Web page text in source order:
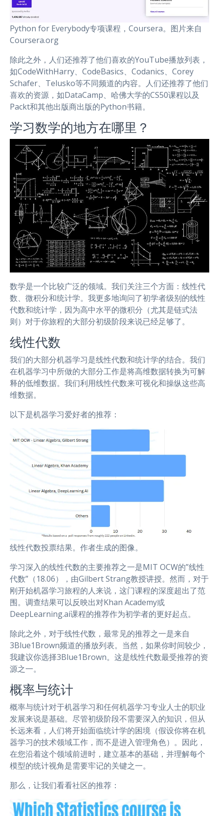
Python for Everybody专项课程，Coursera。图片来自
Coursera.org
除此之外，人们还推荐了他们喜欢的YouTube播放列表，
如CodeWithHarry、CodeBasics、Codanics、Corey
Schafer、Telusko等不同频道的内容。人们还推荐了他们
喜欢的资源，如DataCamp、哈佛大学的CS50课程以及
Packt和其他出版商出版的Python书籍。
学习数学的地方在哪里？
数学是一个比较广泛的领域。我们关注三个方面：线性代
数、微积分和统计学。我更多地询问了初学者级别的线性
代数和统计学，因为高中水平的微积分（尤其是链式法
则）对于你旅程的大部分初级阶段来说已经足够了。
线性代数
我们的大部分机器学习是线性代数和统计学的结合。我们
在机器学习中所做的大部分工作是将高维数据转换为可解
释的低维数据。我们利用线性代数来可视化和操纵这些高
维数据。
以下是机器学习爱好者的推荐：
线性代数投票结果。作者生成的图像。
学习深入的线性代数的主要推荐之一是MIT OCW的”线性
代数”（18.06），由Gilbert Strang教授讲授。然而，对于
刚开始机器学习旅程的人来说，这门课程的深度超出了范
围。调查结果可以反映出对Khan Academy或
DeepLearning.ai课程的推荐作为初学者的更好起点。
除此之外，对于线性代数，最常见的推荐之一是来自
3Blue1Brown频道的播放列表。当然，如果你时间较少，
我建议你选择3Blue1Brown。这是线性代数最受推荐的资
源之一。
概率与统计
概率与统计对于机器学习和任何机器学习专业人士的职业
发展来说是基础。尽管初级阶段不需要深入的知识，但从
长远来看，人们将开始面临统计学的困境（假设你将在机
器学习的技术领域工作，而不是进入管理角色）。因此，
在您沿着这个领域前进时，建立基本的基础，并理解每个
模型的统计视角是需要牢记的关键之一。
那么，让我们看看社区的推荐：